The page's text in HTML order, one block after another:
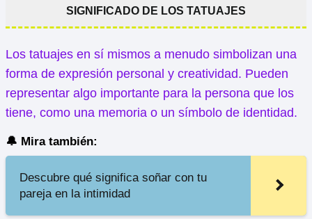
SIGNIFICADO DE LOS TATUAJES
Los tatuajes en sí mismos a menudo simbolizan una
forma de expresión personal y creatividad. Pueden
representar algo importante para la persona que los
tiene, como una memoria o un símbolo de identidad.
🔔 Mira también:
Descubre qué significa soñar con tu
pareja en la intimidad